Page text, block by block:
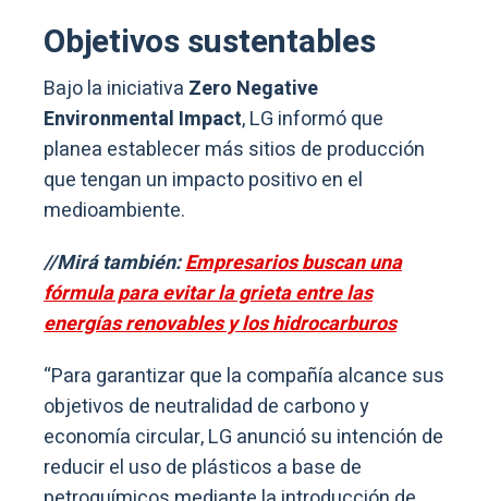
Objetivos sustentables
Bajo la iniciativa Zero Negative
Environmental Impact, LG informó que
planea establecer más sitios de producción
que tengan un impacto positivo en el
medioambiente.
//Mirá también:Empresarios buscan una
fórmula para evitar la grieta entre las
energías renovables y los hidrocarburos
“Para garantizar que la compañía alcance sus
objetivos de neutralidad de carbono y
economía circular, LG anunció su intención de
reducir el uso de plásticos a base de